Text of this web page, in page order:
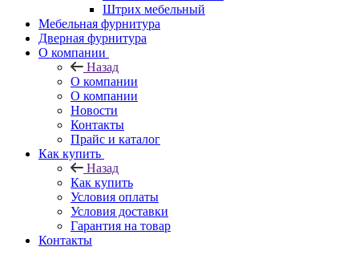
Штрих мебельный
Мебельная фурнитура
Дверная фурнитура
О компании
Назад
О компании
О компании
Новости
Контакты
Прайс и каталог
Как купить
Назад
Как купить
Условия оплаты
Условия доставки
Гарантия на товар
Контакты